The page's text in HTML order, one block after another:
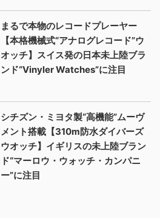
まるで本物のレコードプレーヤー
【本格機械式“アナログレコード”ウ
オッチ】スイス発の日本未上陸ブラ
ンド“Vinyler Watches”に注目
シチズン・ミヨタ製“高機能”ムーヴ
メント搭載【310m防水ダイバーズ
ウオッチ】イギリスの未上陸ブラン
ド“マーロウ・ウォッチ・カンパニ
ー”に注目